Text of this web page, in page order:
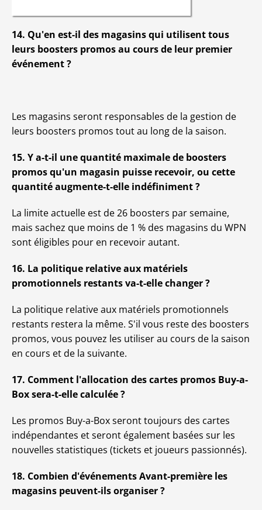
14. Qu'en est-il des magasins qui utilisent tous
leurs boosters promos au cours de leur premier
événement ?
Les magasins seront responsables de la gestion de
leurs boosters promos tout au long de la saison.
15. Y a-t-il une quantité maximale de boosters
promos qu'un magasin puisse recevoir, ou cette
quantité augmente-t-elle indéfiniment ?
La limite actuelle est de 26 boosters par semaine,
mais sachez que moins de 1 % des magasins du WPN
sont éligibles pour en recevoir autant.
16. La politique relative aux matériels
promotionnels restants va-t-elle changer ?
La politique relative aux matériels promotionnels
restants restera la même. S'il vous reste des boosters
promos, vous pouvez les utiliser au cours de la saison
en cours et de la suivante.
17. Comment l'allocation des cartes promos Buy-a-
Box sera-t-elle calculée ?
Les promos Buy-a-Box seront toujours des cartes
indépendantes et seront également basées sur les
nouvelles statistiques (tickets et joueurs passionnés).
18. Combien d'événements Avant-première les
magasins peuvent-ils organiser ?